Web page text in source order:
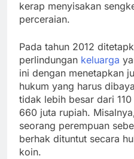
kerap menyisakan
perceraian.
Pada tahun 2012
perlindungan keluarga
ini dengan menetapkan
hukum yang harus
tidak lebih besar dari
660 juta rupiah.
seorang perempuan
berhak dituntut secara
koin.